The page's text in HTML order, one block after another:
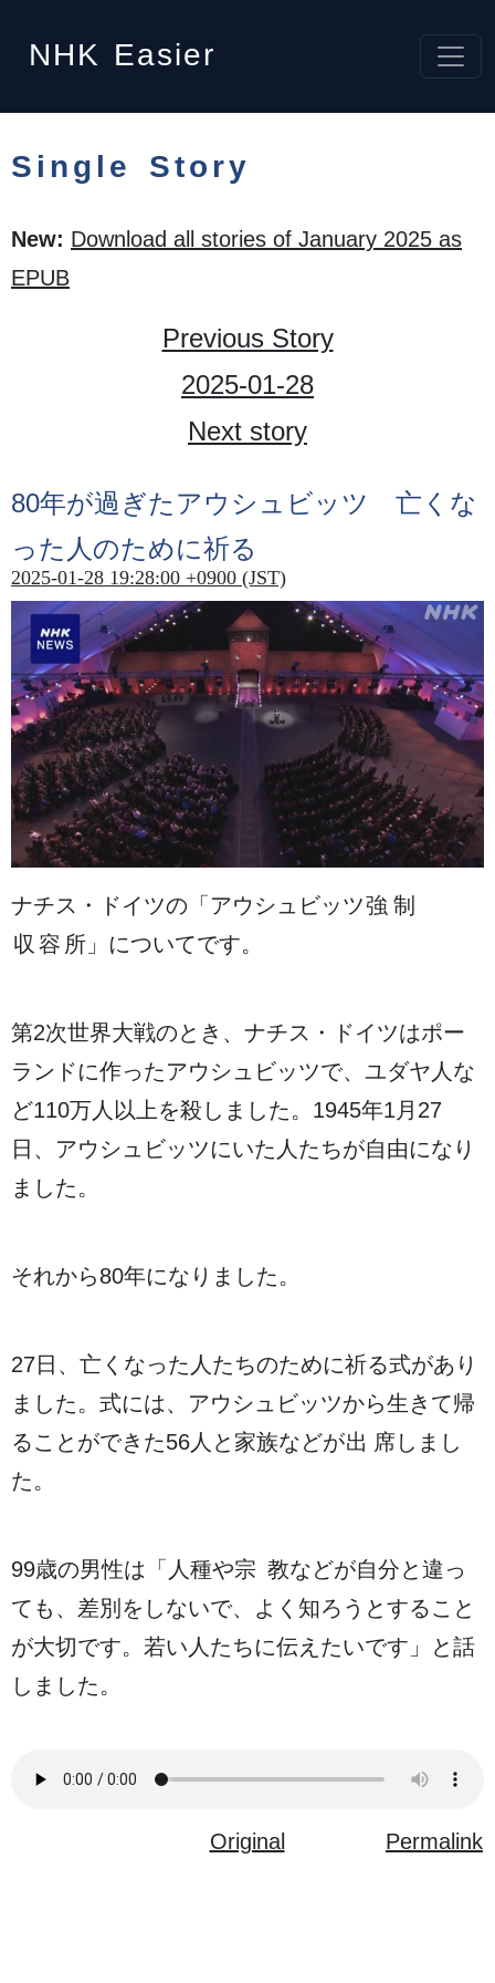
NHK Easier
Single Story
New: Download all stories of January 2025 as
EPUB
Previous Story
2025-01-28
Next story
80年が過 ぎたアウシュビッツ 亡 くな
った 人 のために祈る
2025-01-28 19:28:00 +0900 (JST)
ナチス・ドイツの「アウシュビッツ強制
収容所 」についてです。
第2次世界大戦のとき、ナチス・ドイツはポー
ランドに作ったアウシュビッツで、ユダヤ人な
ど110万人 以上を殺しました。1945年1 月 27
日 、アウシュビッツにいた 人 たちが自由になり
ました。
それから80年になりました。
27日 、 亡 くなった 人 たちのために祈る式があり
ました。 式には、アウシュビッツから生 きて帰
ることができた56人 と 家族などが出席 しまし
た。
99歳の男性は「 人種や宗教などが自分と違っ
ても、 差別 をしないで、よく 知ろうとすること
が大切です。 若い 人 たちに伝えたいです」と話
しました。
Original Permalink